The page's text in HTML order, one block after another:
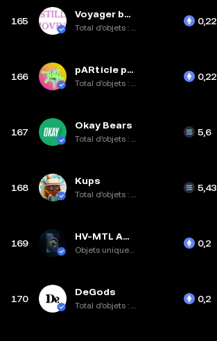
165
Voyager by DisruptedStar
Total d’objets : 27,3K
0,22
166
pARticle pack
Total d’objets : 2,3K
0,22
167
Okay Bears
Total d’objets : 9,9K
5,6
168
Kups
Total d’objets : 9,8K
5,43
169
HV-MTL AMPs
Objets uniques : 15
0,2
170
DeGods
Total d’objets : 8,2K
0,2